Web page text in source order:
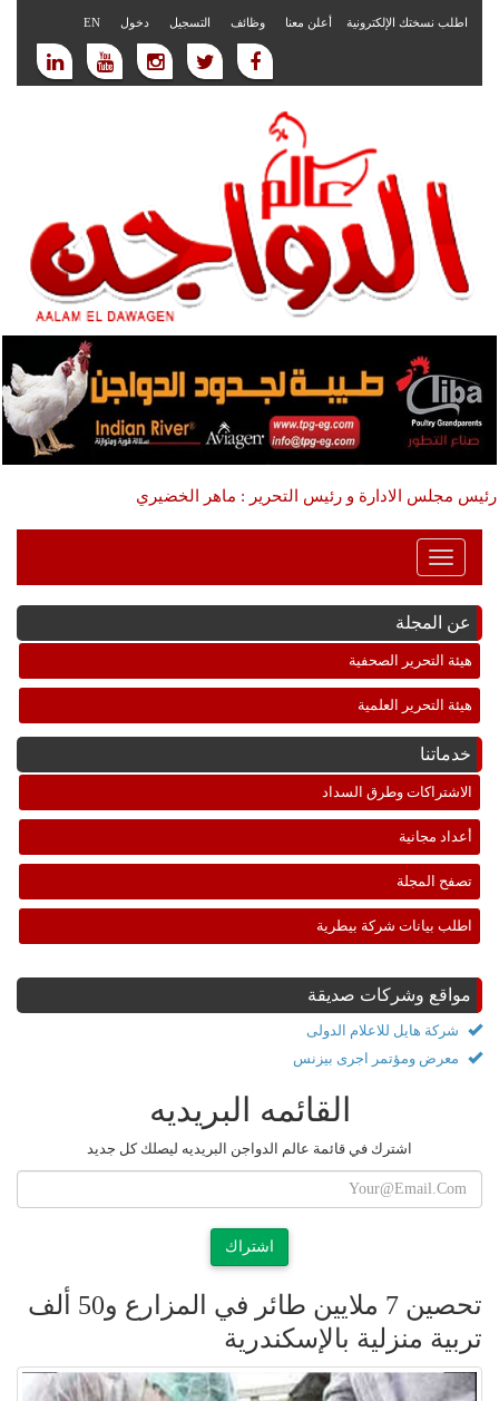
اطلب نسختك الإلكترونية أعلن معنا وظائف التسجيل دخول EN
رئيس مجلس الادارة و رئيس التحرير : ماهر الخضيري
Toggle
Navigation
عن المجلة
هيئة التحرير الصحفية
هيئة التحرير العلمية
خدماتنا
الاشتراكات وطرق السداد
أعداد مجانية
تصفح المجلة
اطلب بيانات شركة بيطرية
مواقع وشركات صديقة
شركة هايل للاعلام الدولى
معرض ومؤتمر اجرى بيزنس
القائمه البريديه
اشترك في قائمة عالم الدواجن البريديه ليصلك كل جديد
اشتراك
تحصين 7 ملايين طائر في المزارع و50 ألف
تربية منزلية بالإسكندرية